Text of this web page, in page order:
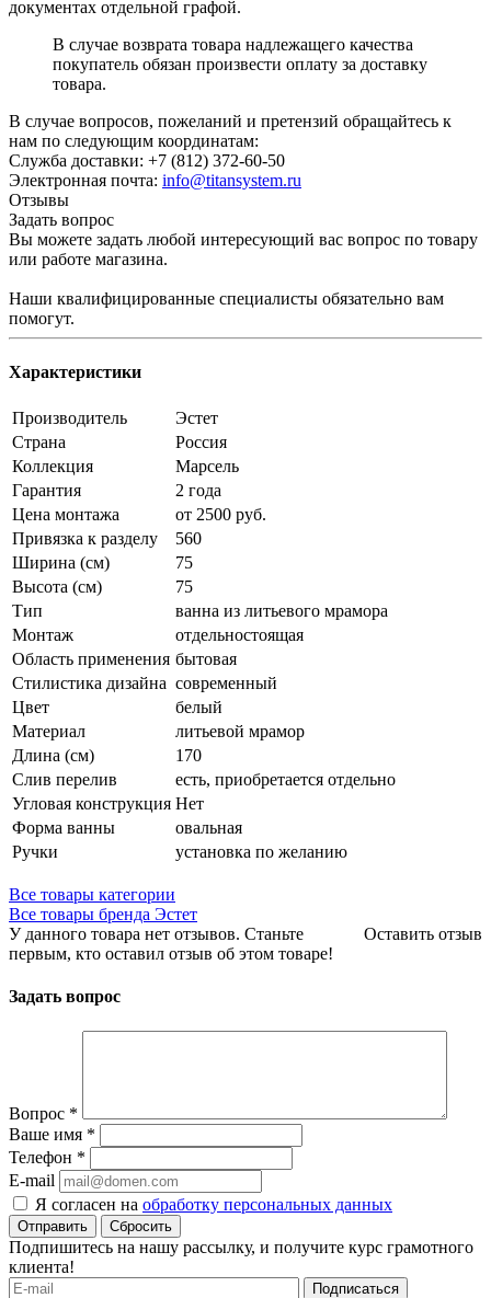
документах отдельной графой.
В случае возврата товара надлежащего качества
покупатель обязан произвести оплату за доставку
товара.
В случае вопросов, пожеланий и претензий обращайтесь к
нам по следующим координатам:
Служба доставки: +7 (812) 372-60-50
Электронная почта: info@titansystem.ru
Отзывы
Задать вопрос
Вы можете задать любой интересующий вас вопрос по товару
или работе магазина.
Наши квалифицированные специалисты обязательно вам
помогут.
Характеристики
Производитель
Эстет
Страна
Россия
Коллекция
Марсель
Гарантия
2 года
Цена монтажа
от 2500 руб.
Привязка к разделу
560
Ширина (см)
75
Высота (см)
75
Тип
ванна из литьевого мрамора
Монтаж
отдельностоящая
Область применения бытовая
Стилистика дизайна современный
Цвет
белый
Материал
литьевой мрамор
Длина (см)
170
Слив перелив
есть, приобретается отдельно
Угловая конструкция Нет
Форма ванны
овальная
Ручки
установка по желанию
Все товары категории
Все товары бренда Эстет
Оставить отзыв
У данного товара нет отзывов. Станьте
первым, кто оставил отзыв об этом товаре!
Задать вопрос
Вопрос *
Ваше имя *
Телефон *
E-mail
Я согласен на обработку персональных данных
Сбросить
Подпишитесь на нашу рассылку, и получите курс грамотного
клиента!